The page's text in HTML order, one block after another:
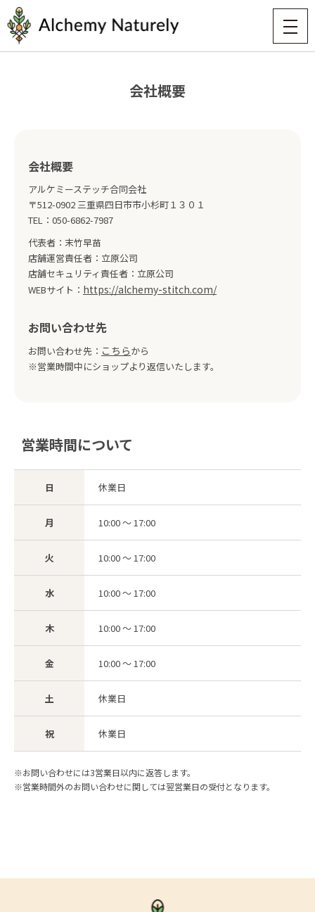
会社概要
会社概要
アルケミーステッチ合同会社
〒512-0902 三重県四日市市小杉町１３０１
TEL：050-6862-7987
代表者：末竹早苗
店舗運営責任者：立原公司
店舗セキュリティ責任者：立原公司
WEBサイト： https://alchemy-stitch.com/
お問い合わせ先
お問い合わせ先： こちらから
※営業時間中にショップより返信いたします。
営業時間について
日 休業日
月 10:00 ～ 17:00
火 10:00 ～ 17:00
水 10:00 ～ 17:00
木 10:00 ～ 17:00
金 10:00 ～ 17:00
土 休業日
祝 休業日
※お問い合わせには3営業日以内に返答します。
※営業時間外のお問い合わせに関しては翌営業日の受付となります。